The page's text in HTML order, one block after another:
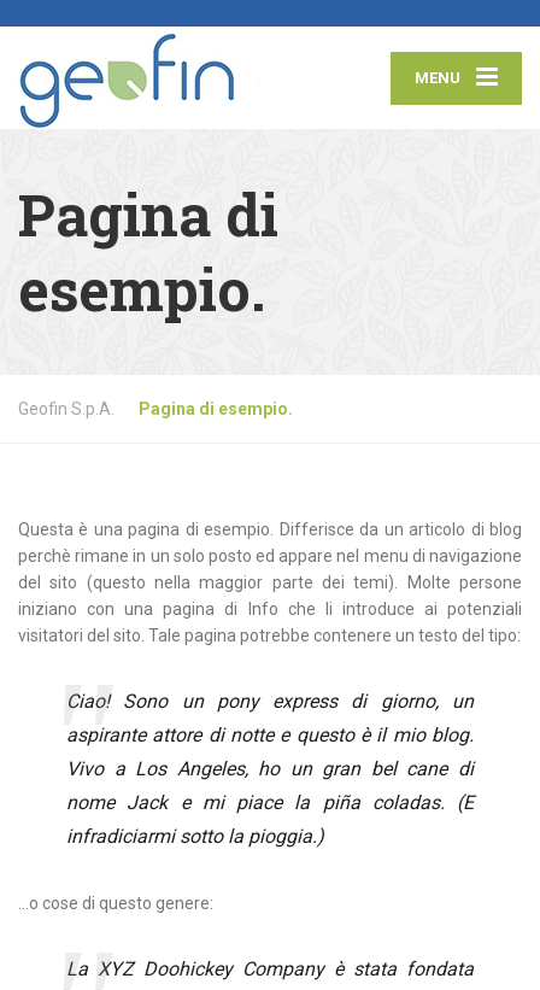
MENU
Pagina di
esempio.
Geofin S.p.A. Pagina di esempio.
Questa è una pagina di esempio. Differisce da un articolo di blog
perchè rimane in un solo posto ed appare nel menu di navigazione
del sito (questo nella maggior parte dei temi). Molte persone
iniziano con una pagina di Info che li introduce ai potenziali
visitatori del sito. Tale pagina potrebbe contenere un testo del tipo:
Ciao! Sono un pony express di giorno, un
aspirante attore di notte e questo è il mio blog.
Vivo a Los Angeles, ho un gran bel cane di
nome Jack e mi piace la piña coladas. (E
infradiciarmi sotto la pioggia.)
…o cose di questo genere:
La XYZ Doohickey Company è stata fondata